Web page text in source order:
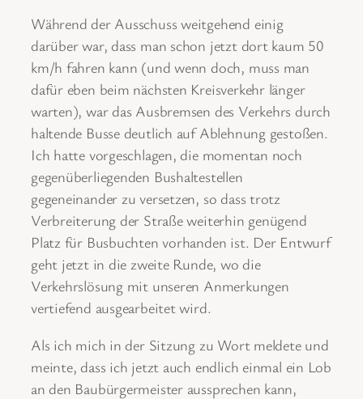
Während der Ausschuss weitgehend einig
darüber war, dass man schon jetzt dort kaum 50
km/h fahren kann (und wenn doch, muss man
dafür eben beim nächsten Kreisverkehr länger
warten), war das Ausbremsen des Verkehrs durch
haltende Busse deutlich auf Ablehnung gestoßen.
Ich hatte vorgeschlagen, die momentan noch
gegenüberliegenden Bushaltestellen
gegeneinander zu versetzen, so dass trotz
Verbreiterung der Straße weiterhin genügend
Platz für Busbuchten vorhanden ist. Der Entwurf
geht jetzt in die zweite Runde, wo die
Verkehrslösung mit unseren Anmerkungen
vertiefend ausgearbeitet wird.
Als ich mich in der Sitzung zu Wort meldete und
meinte, dass ich jetzt auch endlich einmal ein Lob
an den Baubürgermeister aussprechen kann,